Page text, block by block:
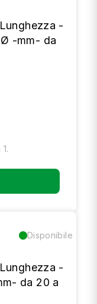
-
-mm- da
Disponibile
-
da 20 a